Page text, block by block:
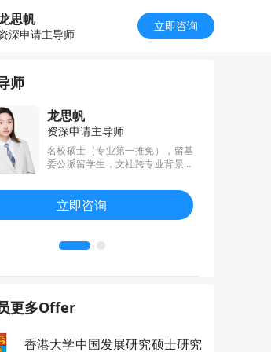
思帆
深申请主导师
立即咨询
师
龙思帆
资深申请主导师
名校硕士（专业第一推免），留基
委公派留学生，文社跨专业背景。
及高执行力为学生竖起一幢幢走进
梦校的通天大楼。深受学生与家长
信赖，曾创下单月获得锦旗4面记
立即咨询
更多Offer
香港大学中国发展研究硕士研究